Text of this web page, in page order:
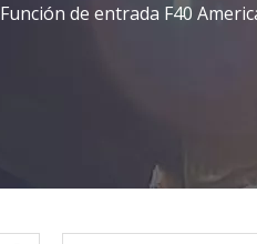
Manijas de
Accesorios de
Tirador y
Bisagra de
Función de entrada F40